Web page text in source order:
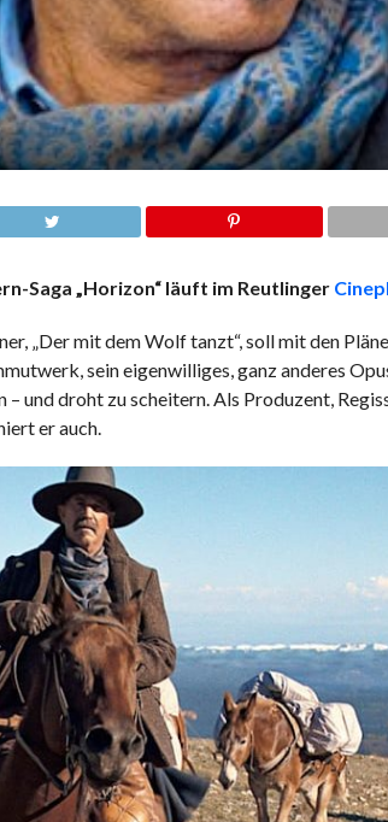
Saga „Horizon“ läuft im Reutlinger
„Der mit dem Wolf tanzt“, soll mit den
sein eigenwilliges, ganz anderes
und droht zu scheitern. Als Produzent,
er auch.